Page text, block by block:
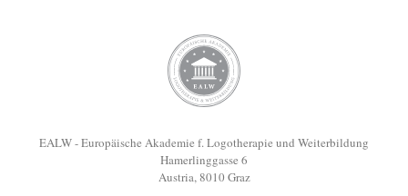
EALW - Europäische Akademie f. Logotherapie und Weiterbildung
Hamerlinggasse 6
Austria, 8010 Graz